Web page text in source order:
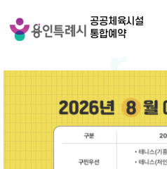
공공체육시설
통합예약
모든 예약을 한번에 쉽고 간편하게!